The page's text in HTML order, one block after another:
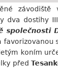
dva dostihy
společnosti
favorizovanou
koním
před